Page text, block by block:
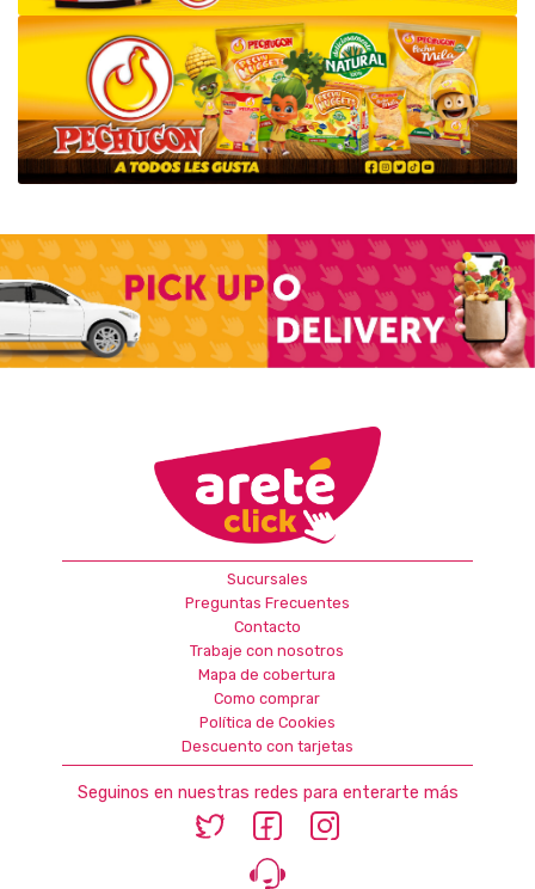
Sucursales
Preguntas Frecuentes
Contacto
Trabaje con nosotros
Mapa de cobertura
Como comprar
Política de Cookies
Descuento con tarjetas
Seguinos en nuestras redes para enterarte más